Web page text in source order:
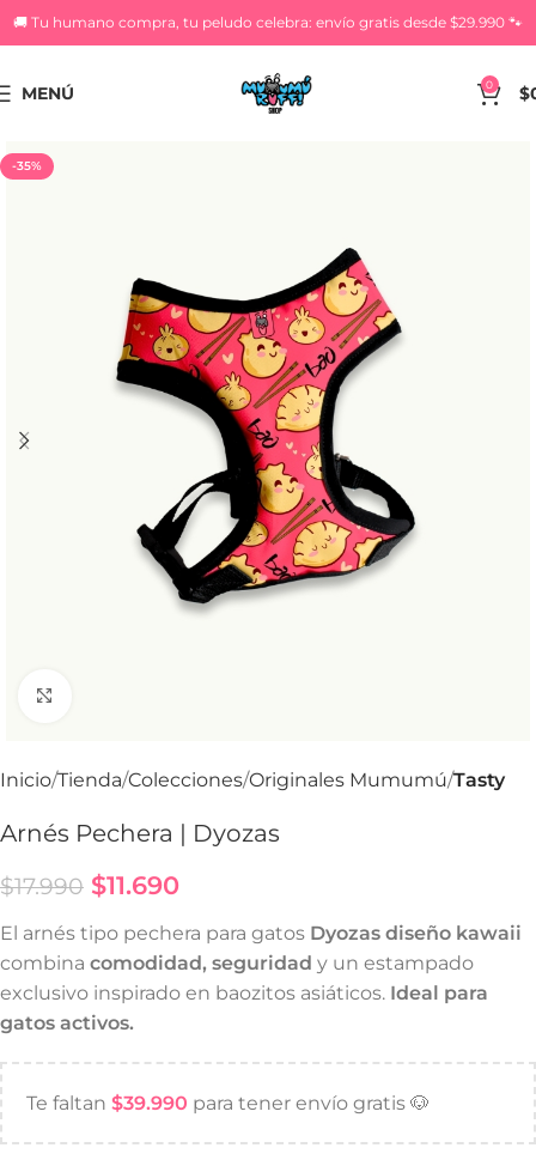
🚚 Tu humano compra, tu peludo celebra: envío gratis desde $29.990 🐾
MENÚ 0 $
-35%
Inicio Tienda Colecciones Originales Mumumú Tasty
Arnés Pechera | Dyozas
$17.990 $11.690
El arnés tipo pechera para gatos Dyozas diseño kawaii
combina comodidad, seguridad y un estampado
exclusivo inspirado en baozitos asiáticos. Ideal para
gatos activos.
Te faltan $39.990 para tener envío gratis 🐶